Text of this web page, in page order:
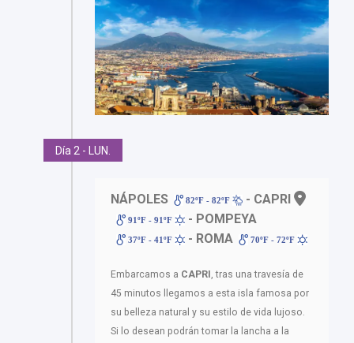
Día 2 - LUN.
NÁPOLES 82ºF - 82ºF - CAPRI
91ºF - 91ºF - POMPEYA
37ºF - 41ºF - ROMA 70ºF - 72ºF
Embarcamos a CAPRI , tras una travesía de
45 minutos llegamos a esta isla famosa por
su belleza natural y su estilo de vida lujoso.
Si lo desean podrán tomar la lancha a la